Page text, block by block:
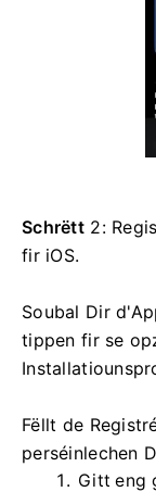
Schrëtt2:
fir iOS.
Soubal Dir
tippen fir se
Fëllt de
perséinlechen
Gitt eng